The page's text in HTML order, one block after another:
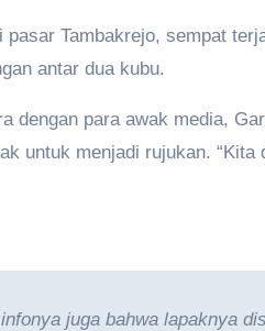
Tambakrejo, sempat
antar dua kubu.
dengan para awak media,
untuk menjadi rujukan.
infonya juga bahwa lapaknya